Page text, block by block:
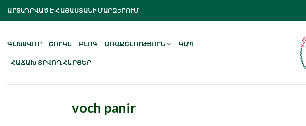
Skip
ԱՐՏԱԴՐՎԱԾ Է ՀԱՅԱՍՏԱՆԻ ՄԱՐԶԵՐՈՒՄ
ԳԼԽԱՎՈՐ ՇՈՒԿԱ ԲԼՈԳ ԱՌԱՔԵԼՈՒԹՅՈՒՆ ԿԱՊ
ՀԱՃԱԽ ՏՐՎՈՂ ՀԱՐՑԵՐ
voch panir